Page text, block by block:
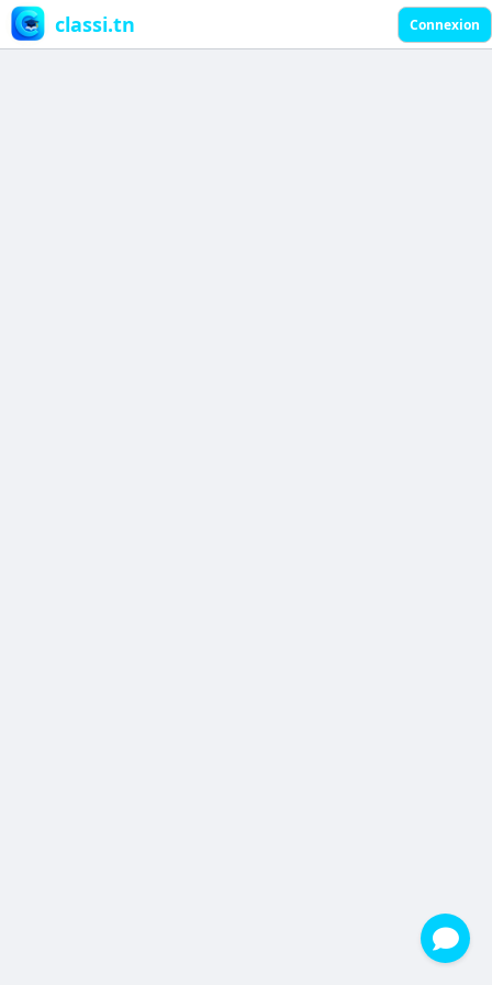
classi.tn Connexion